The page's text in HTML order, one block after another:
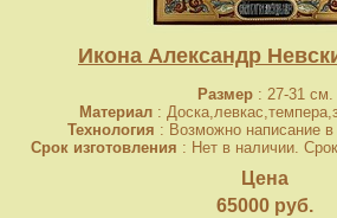
Икона Александр
Размер: 27-31 см.
Материал :
Технология : Возможно написание в
Срок изготовления : Нет в наличии.
Цена
65000 руб.